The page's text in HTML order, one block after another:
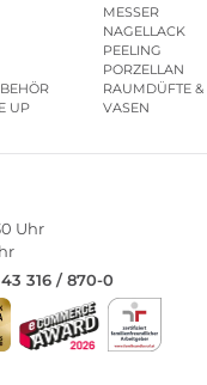
MESSER
NAGELLACK
PEELING
PORZELLAN
RAUMDÜFTE &
UP
VASEN
Uhr
316 / 870-0